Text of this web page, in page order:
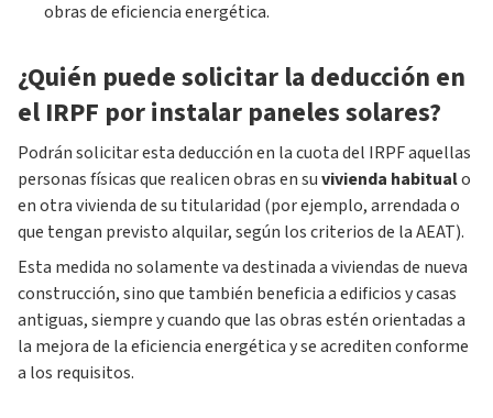
obras de eficiencia energética.
¿Quién puede solicitar la deducción en
el IRPF por instalar paneles solares?
Podrán solicitar esta deducción en la cuota del IRPF aquellas
personas físicas que realicen obras en suvivienda habitualo
en otra vivienda de su titularidad (por ejemplo, arrendada o
que tengan previsto alquilar, según los criterios de la AEAT).
Esta medida no solamente va destinada a viviendas de nueva
construcción, sino que también beneficia a edificios y casas
antiguas, siempre y cuando que las obras estén orientadas a
la mejora de la eficiencia energética y se acrediten conforme
a los requisitos.